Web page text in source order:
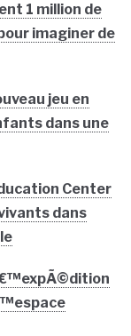
1 million de
imaginer de
jeu en
dans une
Center
dans